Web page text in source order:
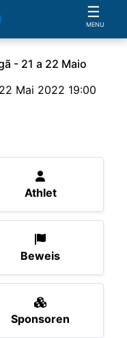
☰
MENU
- 21 a 22 Maio
Mai 2022 19:00
Athlet
Beweis
Sponsoren